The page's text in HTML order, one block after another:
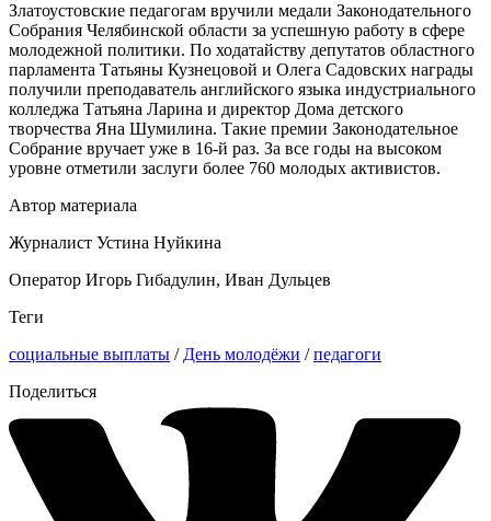
Златоустовские педагогам вручили медали Законодательного
Собрания Челябинской области за успешную работу в сфере
молодежной политики. По ходатайству депутатов областного
парламента Татьяны Кузнецовой и Олега Садовских награды
получили преподаватель английского языка индустриального
колледжа Татьяна Ларина и директор Дома детского
творчества Яна Шумилина. Такие премии Законодательное
Собрание вручает уже в 16-й раз. За все годы на высоком
уровне отметили заслуги более 760 молодых активистов.
Автор материала
Журналист Устина Нуйкина
Оператор Игорь Гибадулин, Иван Дульцев
Теги
социальные выплаты /День молодёжи /педагоги
Поделиться